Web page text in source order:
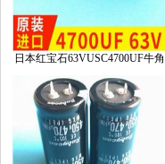
日本红宝石63VUSC4700UF牛角